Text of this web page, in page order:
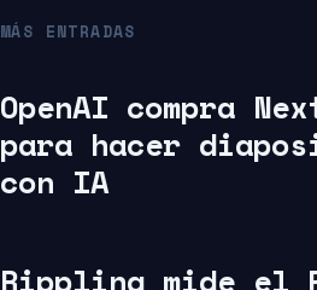
MÁS ENTRADAS
OpenAI compra
para hacer
con IA
Rippling mide el